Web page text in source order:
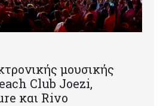
μουσικής
Club Joezi,
και Rivo